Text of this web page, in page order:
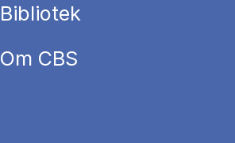
Bibliotek
Om CBS